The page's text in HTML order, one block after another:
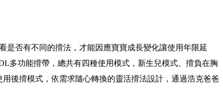
是否有不同的揹法，才能因應寶寶成長變化讓使用年限延
多功能揹帶，總共有四種使用模式，新生兒模式、揹負在胸
後揹模式，依需求隨心轉換的靈活揹法設計，通過浩克爸爸